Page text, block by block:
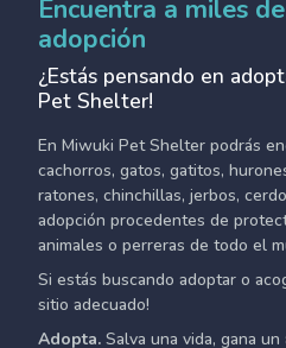
Encuentra a miles
adopción
¿Estás pensando en
Pet Shelter!
En Miwuki Pet Shelter podrás
cachorros, gatos, gatitos,
ratones, chinchillas, jerbos,
adopción procedentes de
animales o perreras de todo el
Si estás buscando adoptar o
sitio adecuado!
Adopta. Salva una vida, gana